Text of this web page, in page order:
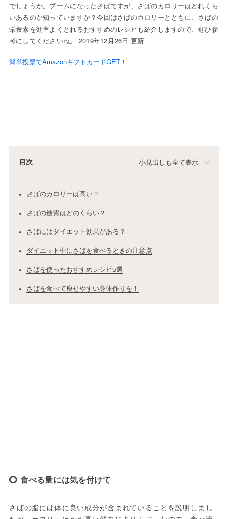
でしょうか。ブームになったさばですが、さばのカロリーはどれくら
いあるのか知っていますか？今回はさばのカロリーとともに、さばの
栄養素を効率よくとれるおすすめのレシピも紹介しますので、ぜひ参
考にしてくださいね。 2019年12月26日 更新
簡単投票でAmazonギフトカードGET！
目次 小見出しも全て表示
さばのカロリーは高い？
さばの糖質はどのくらい？
さばにはダイエット効果がある？
ダイエット中にさばを食べるときの注意点
さばを使ったおすすめレシピ5選
さばを食べて痩せやすい身体作りを！
食べる量には気を付けて
さばの脂には体に良い成分が含まれていることを説明しまし